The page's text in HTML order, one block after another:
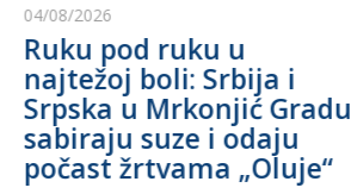
04/08/2026
Ruku pod ruku u
najtežoj boli: Srbija i
Srpska u Mrkonjić Gradu
sabiraju suze i odaju
počast žrtvama „Oluje“